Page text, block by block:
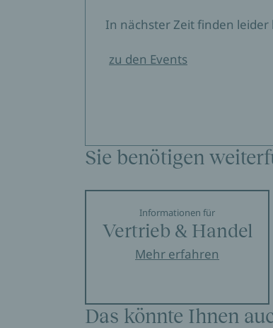
In nächster Zeit finden
zu den Events
Sie benötigen
Informationen für
Vertrieb & Handel
Mehr erfahren
Das könnte Ihnen